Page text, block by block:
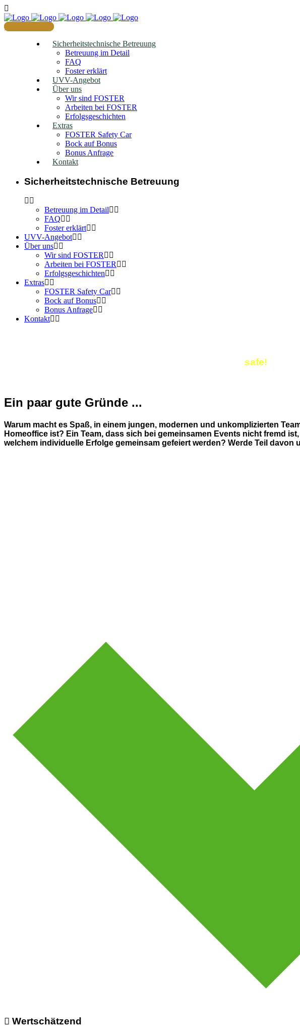
Jetzt anfragen
Sicherheitstechnische Betreuung
Betreuung im Detail
FAQ
Foster erklärt
UVV-Angebot
Über uns
Wir sind FOSTER
Arbeiten bei FOSTER
Erfolgsgeschichten
Extras
FOSTER Safety Car
Bock auf Bonus
Bonus Anfrage
Kontakt
Sicherheitstechnische Betreuung
Betreuung im Detail
FAQ
Foster erklärt
UVV-Angebot
Über uns
Wir sind FOSTER
Arbeiten bei FOSTER
Erfolgsgeschichten
Extras
FOSTER Safety Car
Bock auf Bonus
Bonus Anfrage
Kontakt
safe!
Ein paar gute Gründe ...
Warum macht es Spaß, in einem jungen, modernen und unkomplizierten
Homeoffice ist? Ein Team, dass sich bei gemeinsamen Events nicht fremd
welchem individuelle Erfolge gemeinsam gefeiert werden? Werde Teil davon
Wertschätzend